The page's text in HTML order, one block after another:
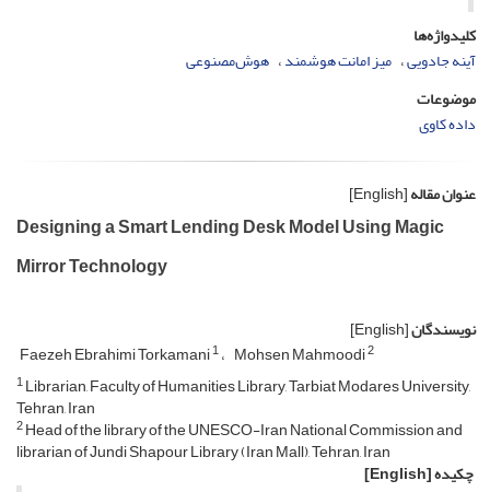
کلیدواژه‌ها
آینه جادویی میز امانت هوشمند هوش‌مصنوعی
موضوعات
داده کاوی
عنوان مقاله[English]
Designing a Smart Lending Desk Model Using Magic
Mirror Technology
نویسندگان[English]
Faezeh Ebrahimi Torkamani1 Mohsen Mahmoodi2
1Librarian, Faculty of Humanities Library, Tarbiat Modares University,
Tehran, Iran
2Head of the library of the UNESCO-Iran National Commission and
librarian of Jundi Shapour Library (Iran Mall), Tehran, Iran
چکیده[English]